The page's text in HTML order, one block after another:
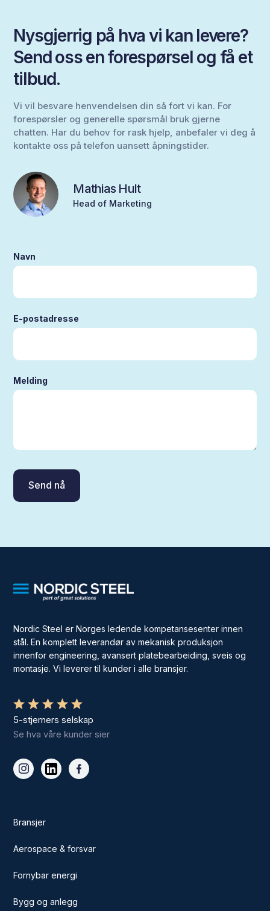
Nysgjerrig på hva vi kan levere?
Send oss en forespørsel og få et
tilbud.
Vi vil besvare henvendelsen din så fort vi kan. For
forespørsler og generelle spørsmål bruk gjerne
chatten. Har du behov for rask hjelp, anbefaler vi deg å
kontakte oss på telefon uansett åpningstider.
Mathias Hult
Head of Marketing
Navn
E-postadresse
Melding
Nordic Steel er Norges ledende kompetansesenter innen
stål. En komplett leverandør av mekanisk produksjon
innenfor engineering, avansert platebearbeiding, sveis og
montasje. Vi leverer til kunder i alle bransjer.
5-stjerners selskap
Se hva våre kunder sier
Bransjer
Aerospace & forsvar
Fornybar energi
Bygg og anlegg